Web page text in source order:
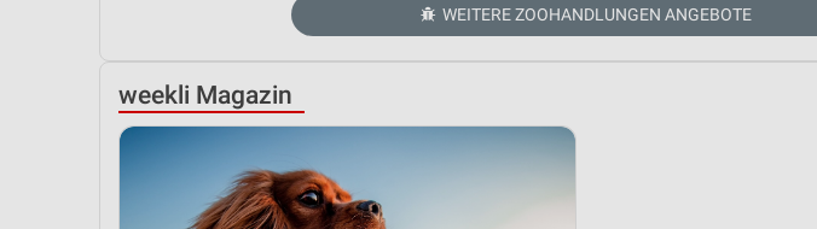
WEITERE ZOOHANDLUNGEN ANGEBOTE
weekli Magazin